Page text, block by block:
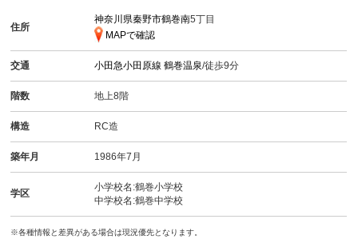
住所
神奈川県秦野市鶴巻南5丁目
MAPで確認
交通 小田急小田原線鶴巻温泉/徒歩9分
階数 地上8階
構造 RC造
築年月 1986年7月
学区
小学校名:鶴巻小学校
中学校名:鶴巻中学校
※各種情報と差異がある場合は現況優先となります。